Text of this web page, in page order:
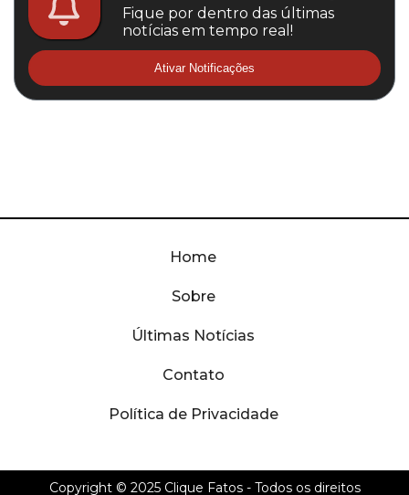
Fique por dentro das últimas
notícias em tempo real!
Ativar Notificações
Home
Sobre
Últimas Notícias
Contato
Política de Privacidade
Copyright © 2025 Clique Fatos- Todos os direitos